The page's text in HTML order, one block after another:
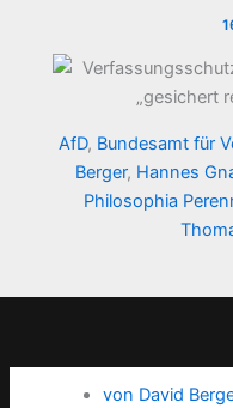
AfD, Bundesamt für
Berger, Hannes
Philosophia
von David